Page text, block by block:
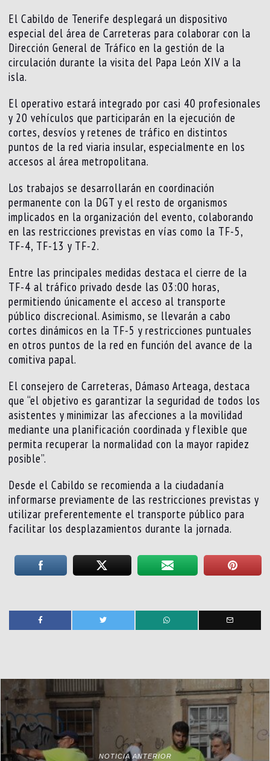
El Cabildo de Tenerife desplegará un dispositivo
especial del área de Carreteras para colaborar con la
Dirección General de Tráfico en la gestión de la
circulación durante la visita del Papa León XIV a la
isla.
El operativo estará integrado por casi 40 profesionales
y 20 vehículos que participarán en la ejecución de
cortes, desvíos y retenes de tráfico en distintos
puntos de la red viaria insular, especialmente en los
accesos al área metropolitana.
Los trabajos se desarrollarán en coordinación
permanente con la DGT y el resto de organismos
implicados en la organización del evento, colaborando
en las restricciones previstas en vías como la TF-5,
TF-4, TF-13 y TF-2.
Entre las principales medidas destaca el cierre de la
TF-4 al tráfico privado desde las 03:00 horas,
permitiendo únicamente el acceso al transporte
público discrecional. Asimismo, se llevarán a cabo
cortes dinámicos en la TF-5 y restricciones puntuales
en otros puntos de la red en función del avance de la
comitiva papal.
El consejero de Carreteras, Dámaso Arteaga, destaca
que “el objetivo es garantizar la seguridad de todos los
asistentes y minimizar las afecciones a la movilidad
mediante una planificación coordinada y flexible que
permita recuperar la normalidad con la mayor rapidez
posible”.
Desde el Cabildo se recomienda a la ciudadanía
informarse previamente de las restricciones previstas y
utilizar preferentemente el transporte público para
facilitar los desplazamientos durante la jornada.
NOTICIA ANTERIOR